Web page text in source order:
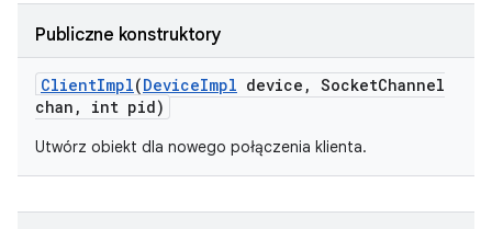
Publiczne konstruktory
ClientImpl(DeviceImpl device , SocketChannel
chan , int pid)
Utwórz obiekt dla nowego połączenia klienta.